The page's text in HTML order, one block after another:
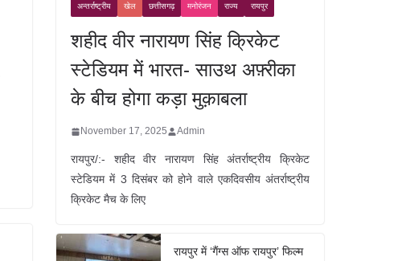
अन्तर्राष्ट्रीय खेल छत्तीसगढ़ मनोरंजन राज्य रायपुर
शहीद वीर नारायण सिंह क्रिकेट
स्टेडियम में भारत- साउथ अफ़्रीका
के बीच होगा कड़ा मुक़ाबला
November 17, 2025 Admin
रायपुर/:- शहीद वीर नारायण सिंह अंतर्राष्ट्रीय क्रिकेट
स्टेडियम में 3 दिसंबर को होने वाले एकदिवसीय अंतर्राष्ट्रीय
क्रिकेट मैच के लिए
रायपुर में ‘गैंग्स ऑफ रायपुर’ फिल्म